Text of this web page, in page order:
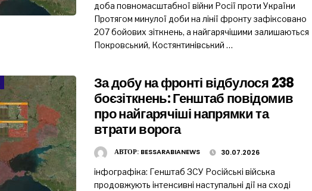
доба повномасштабної війни Росії проти України
Протягом минулої доби на лінії фронту зафіксовано
207 бойових зіткнень, а найгарячішими залишаються
Покровський, Костянтинівський …
За добу на фронті відбулося 238
боєзіткнень: Генштаб повідомив
про найгарячіші напрямки та
втрати ворога
АВТОР: BESSARABIANEWS 30.07.2026
інфографіка: Генштаб ЗСУ Російські війська
продовжують інтенсивні наступальні дії на сході